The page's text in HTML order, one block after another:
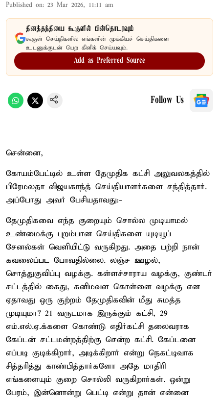
Published on: 23 Mar 2026, 11:11 am
தினத்தந்தியை கூகுளில் பின்தொடரவும்
கூகுள் செய்திகளில் எங்களின் முக்கியச் செய்திகளை
உடனுக்குடன் பெற கிளிக் செய்யவும்.
Add as Preferred Source
Follow Us
சென்னை,
கோயம்பேட்டில் உள்ள தேமுதிக கட்சி அலுவலகத்தில்
பிரேமலதா விஜயகாந்த் செய்தியாளர்களை சந்தித்தார்.
அப்போது அவர் பேசியதாவது:-
தேமுதிகவை எந்த குறையும் சொல்ல முடியாமல்
உண்மைக்கு புறம்பான செய்திகளை யுடியூப்
சேனல்கள் வெளியிட்டு வருகிறது. அதை பற்றி நான்
கவலைப்பட போவதில்லை. லஞ்ச ஊழல்,
சொத்துகுவிப்பு வழக்கு. கள்ளச்சாராய வழக்கு, குண்டர்
சட்டத்தில் கைது, கனிமவள கொள்ளை வழக்கு என
ஏதாவது ஒரு குற்றம் தேமுதிகவின் மீது சுமத்த
முடியுமா? 21 வருடமாக இருக்கும் கட்சி, 29
எம்.எல்.ஏ.க்களை கொண்டு எதிர்கட்சி தலைவராக
கேப்டன் சட்டமன்றத்திற்கு சென்ற கட்சி. கேப்டனை
எப்படி குடிக்கிறார், அடிக்கிறார் என்று நெகட்டிவாக
சித்தரித்து காண்பித்தார்களோ அதே மாதிரி
எங்களையும் குறை சொல்லி வருகிறார்கள். ஒன்று
பேரம், இன்னொன்று பெட்டி என்று தான் என்னை